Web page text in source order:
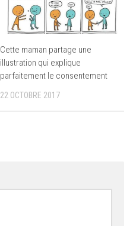
Cette maman partage une
illustration qui explique
parfaitement le consentement
22 OCTOBRE 2017